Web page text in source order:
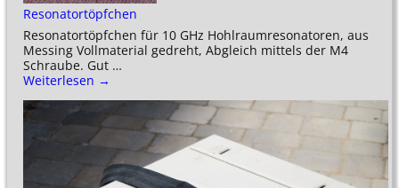
Resonatortöpfchen
Resonatortöpfchen für 10 GHz Hohlraumresonatoren, aus
Messing Vollmaterial gedreht, Abgleich mittels der M4
Schraube. Gut …
Weiterlesen →